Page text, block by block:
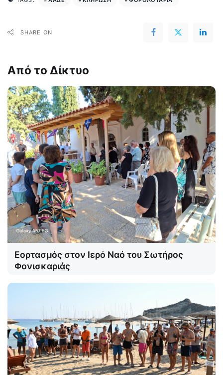
SHARE ON
Από το Δίκτυο
Εορτασμός στον Ιερό Ναό του Σωτήρος
Φονισκαριάς